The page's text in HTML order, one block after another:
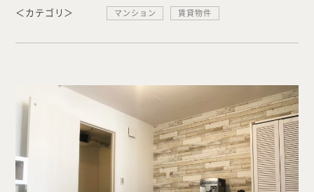
＜カテゴリ＞ マンション 賃貸物件